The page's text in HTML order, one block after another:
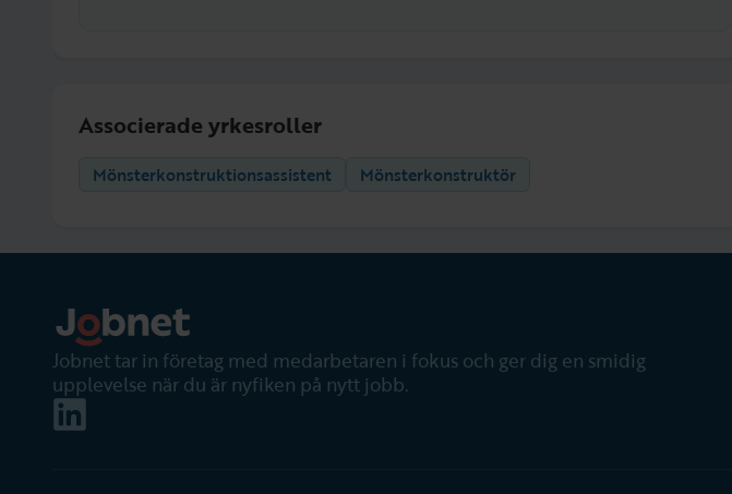
Associerade yrkesroller
Mönsterkonstruktionsassistent Mönsterkonstruktör
Jobnet tar in företag med medarbetaren i fokus och ger dig en smidig
upplevelse när du är nyfiken på nytt jobb.